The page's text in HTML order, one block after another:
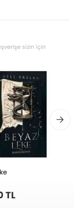
sizin için
TL